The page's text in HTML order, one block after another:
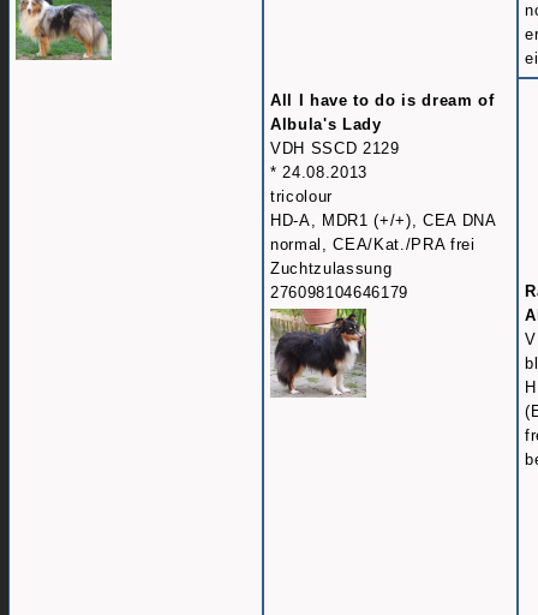
All I have to do is dream of
Albula's Lady
VDH SSCD 2129
* 24.08.2013
tricolour
HD-A, MDR1 (+/+), CEA DNA
normal, CEA/Kat./PRA frei
Zuchtzulassung
276098104646179